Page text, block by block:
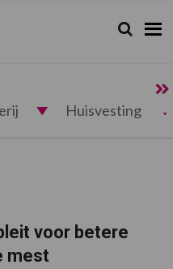
Zoeken...
Zoek
Huisvesting
voor betere
mest